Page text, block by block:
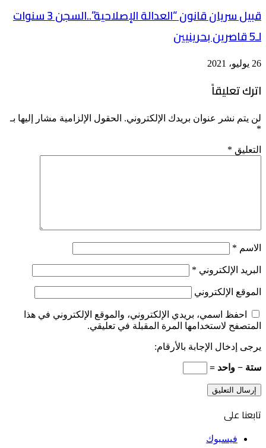
قبيل سريان قانون “العدالة الإصلاحية”..السجن 3 سنوات
لـ5 قاصرين بحرينيين
26 يوليو، 2021
اترك تعليقاً
لن يتم نشر عنوان بريدك الإلكتروني. الحقول الإلزامية مشار إليها بـ
*
التعليق *
الاسم *
البريد الإلكتروني *
الموقع الإلكتروني
احفظ اسمي، بريدي الإلكتروني، والموقع الإلكتروني في هذا
المتصفح لاستخدامها المرة المقبلة في تعليقي.
يرجى إدخال الإجابة بالأرقام:
ستة − واحد =
تابعنا على
فيسبوك